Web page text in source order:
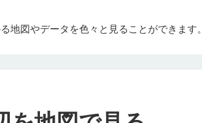
地図やデータを色々と見ることができます。